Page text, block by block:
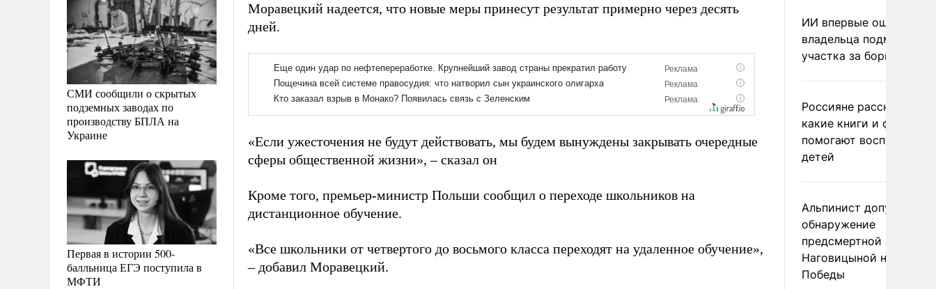
СМИ сообщили о скрытых
подземных заводах по
производству БПЛА на
Украине
Первая в истории 500-
балльница ЕГЭ поступила в
МФТИ
Моравецкий надеется, что новые меры принесут результат примерно через десять
дней.
«Если ужесточения не будут действовать, мы будем вынуждены закрывать очередные
сферы общественной жизни», – сказал он
Кроме того, премьер-министр Польши сообщил о переходе школьников на
дистанционное обучение.
«Все школьники от четвертого до восьмого класса переходят на удаленное обучение»,
– добавил Моравецкий.
ИИ впервые
владельца
участка за борщевик
Россияне рассказали,
какие книги и фильмы
помогают воспитывать
детей
Альпинист допустил
обнаружение
предсмертной записки
Наговицыной на пике
Победы